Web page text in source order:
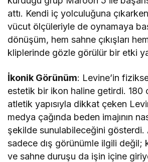
attı. Kendi iç yolculuğuna
vücut ölçüleriyle de oynamaya
dönüşüm, hem sahne çıkışları
kliplerinde gözle görülür bir etki
İkonik Görünüm: Levine’in
estetik bir ikon haline getirdi. 180
atletik yapısıyla dikkat çeken
medya çağında beden imajının
şekilde sunulabileceğini gösterdi.
sadece dış görünümle ilgili değil;
ve sahne duruşu da işin içine